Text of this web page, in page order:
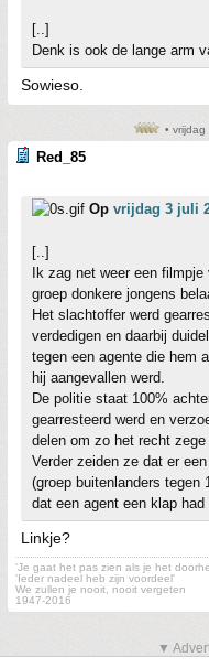
[..]
Denk is ook de lange arm
Sowieso.
•
Red_85
Op vrijdag 3 juli
[..]
Ik zag net weer een
groep donkere jongens
Het slachtoffer werd
verdedigen en daarbij
tegen een agente die hem
hij aangevallen werd.
De politie staat 100%
gearresteerd werd en
delen om zo het recht
Verder zeiden ze dat er
(groep buitenlanders tegen
dat een agent een klap
Linkje?
'Je gaat het pas zien als je het
'Ieder nadeel heb zijn voordeel'
We zullen je nooit, nooit vergeten
1947-2016
▼